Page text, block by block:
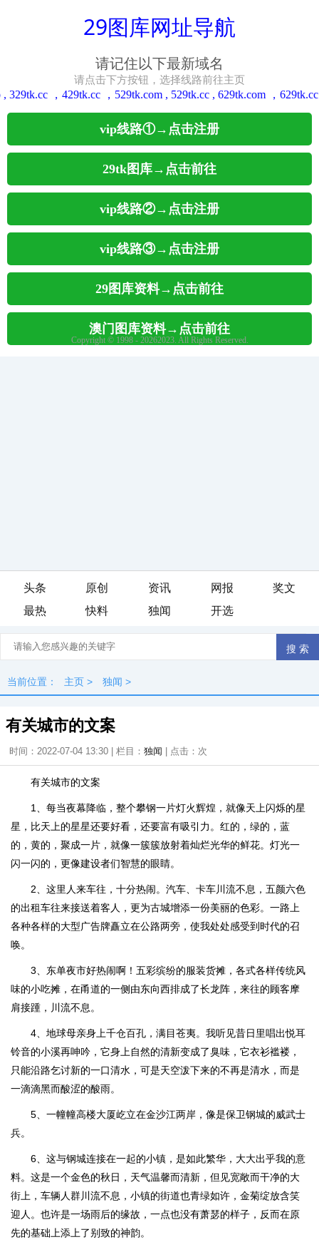
头条 原创 资讯 网报
奖文
最热
快料 独闻 开选
当前位置： 主页 > 独闻 >
有关城市的文案
时间：2022-07-04 13:30 | 栏目： 独闻 | 点击： 次
有关城市的文案
1、每当夜幕降临，整个攀钢一片灯火辉煌，就像天上闪烁的星
星，比天上的星星还要好看，还要富有吸引力。红的，绿的，蓝
的，黄的，聚成一片，就像一簇簇放射着灿烂光华的鲜花。灯光一
闪一闪的，更像建设者们智慧的眼睛。
2、这里人来车往，十分热闹。汽车、卡车川流不息，五颜六色
的出租车往来接送着客人，更为古城增添一份美丽的色彩。一路上
各种各样的大型广告牌矗立在公路两旁，使我处处感受到时代的召
唤。
3、东单夜市好热闹啊！五彩缤纷的服装货摊，各式各样传统风
味的小吃摊，在甬道的一侧由东向西排成了长龙阵，来往的顾客摩
肩接踵，川流不息。
4、地球母亲身上千仓百孔，满目苍夷。我听见昔日里唱出悦耳
铃音的小溪再呻吟，它身上自然的清新变成了臭味，它衣衫褴褛，
只能沿路乞讨新的一口清水，可是天空泼下来的不再是清水，而是
一滴滴黑而酸涩的酸雨。
5、一幢幢高楼大厦屹立在金沙江两岸，像是保卫钢城的威武士
兵。
6、这与钢城连接在一起的小镇，是如此繁华，大大出乎我的意
料。这是一个金色的秋日，天气温馨而清新，但见宽敞而干净的大
街上，车辆人群川流不息，小镇的街道也青绿如许，金菊绽放含笑
迎人。也许是一场雨后的缘故，一点也没有萧瑟的样子，反而在原
先的基础上添上了别致的神韵。